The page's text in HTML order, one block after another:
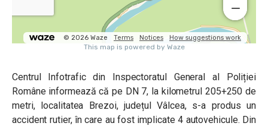
Centrul Infotrafic din Inspectoratul General al Poliției
Române informează că pe DN 7, la kilometrul 205+250 de
metri, localitatea Brezoi, județul Vâlcea, s-a produs un
accident rutier, în care au fost implicate 4 autovehicule. Din